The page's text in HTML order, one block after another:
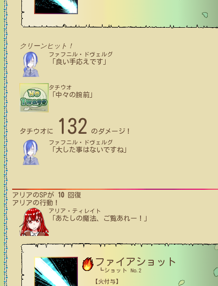
クリーンヒット！
ファフニル・ドヴェルグ
「良い手応えです」
タチウオ
「中々の腕前」
タチウオ に 132 のダメージ！
ファフニル・ドヴェルグ
「大した事はないですね」
アリアのSPが 10 回復
アリアの行動！
アリア・ティレイト
「あたしの魔法、ご覧あれー！」
ファイアショット
┗ショット No.2
【火付与】